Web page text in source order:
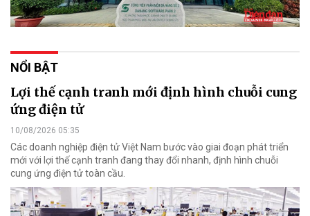
NỔI BẬT
Lợi thế cạnh tranh mới định hình chuỗi cung
ứng điện tử
10/08/2026 05:35
Các doanh nghiệp điện tử Việt Nam bước vào giai đoạn phát triển
mới với lợi thế cạnh tranh đang thay đổi nhanh, định hình chuỗi
cung ứng điện tử toàn cầu.